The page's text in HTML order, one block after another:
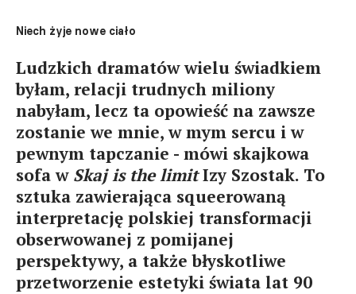
Niech żyje nowe ciało
Ludzkich dramatów wielu świadkiem
byłam, relacji trudnych miliony
nabyłam, lecz ta opowieść na zawsze
zostanie we mnie, w mym sercu i w
pewnym tapczanie - mówi skajkowa
sofa w Skaj is the limitIzy Szostak. To
sztuka zawierająca squeerowaną
interpretację polskiej transformacji
obserwowanej z pomijanej
perspektywy, a także błyskotliwe
przetworzenie estetyki świata lat 90